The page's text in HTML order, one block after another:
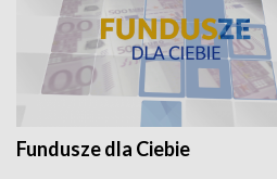
Fundusze dla Ciebie